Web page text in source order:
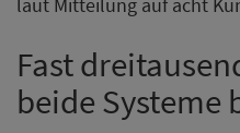
Fast
beide Systeme